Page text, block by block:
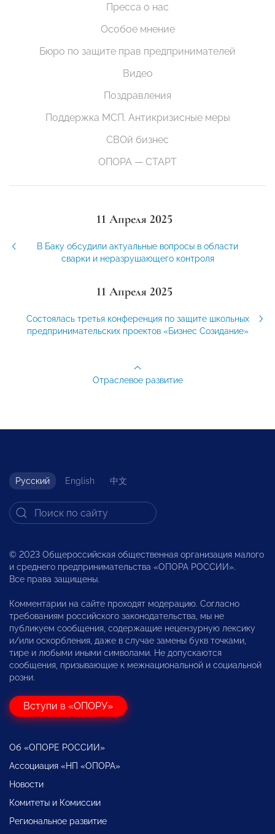
Пресса о нас
Особое мнение
Бюро по защите прав предпринимателей
Видео
Поздравления
Поддержка МСП. Антикризисные меры
СВОй бизнес
ОПОРА — СТАРТ
11 Апреля 2025
В Баку обсудили актуальные вопросы в области
сварки и неразрушающего контроля
11 Апреля 2025
Состоялась третья конференция по защите школьных
предпринимательских проектов «Бизнес Созидание»
Отраслевое развитие
Русский English 中文
© 2023 Общероссийская общественная организация малого
и среднего предпринимательства «ОПОРА РОССИИ».
Все права защищены.
Комментарии на сайте проходят модерацию. Согласно
требованиям российского законодательства, мы не
публикуем сообщения, содержащие нецензурную лексику
и/или оскорбления, даже в случае замены букв точками,
тире и любыми иными символами. Не допускаются
сообщения, призывающие к межнациональной и социальной
розни.
Вступи в «ОПОРУ»
Об «ОПОРЕ РОССИИ»
Ассоциация «НП «ОПОРА»
Новости
Комитеты и Комиссии
Региональное развитие